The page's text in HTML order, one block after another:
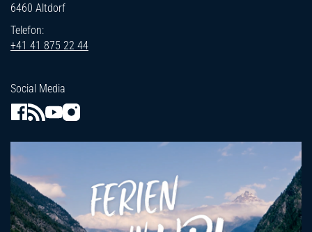
6460 Altdorf
Telefon:
+41 41 875 22 44
Social Media